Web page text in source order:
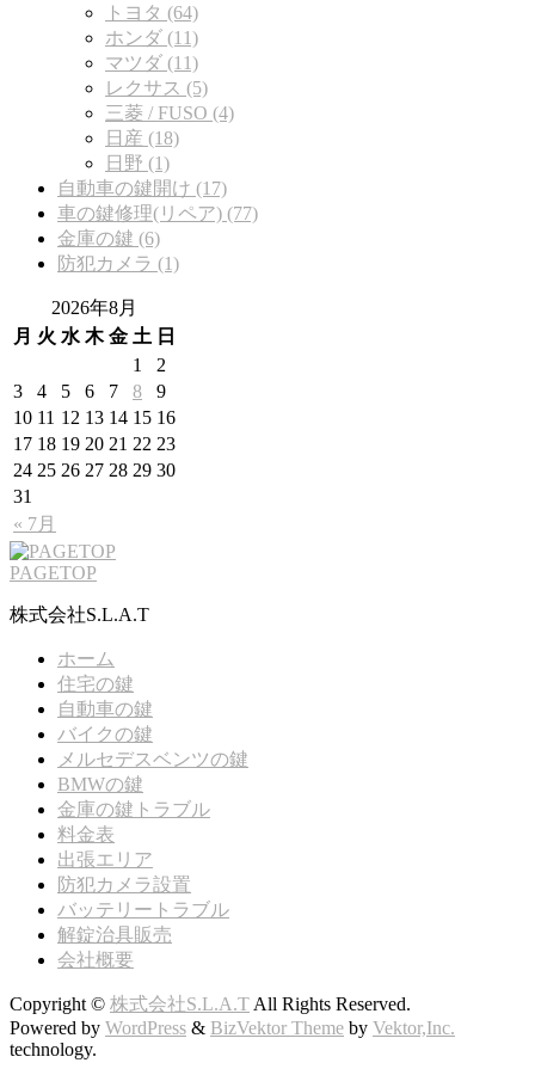
トヨタ (64)
ホンダ (11)
マツダ (11)
レクサス (5)
三菱 / FUSO (4)
日産 (18)
日野 (1)
自動車の鍵開け (17)
車の鍵修理(リペア) (77)
金庫の鍵 (6)
防犯カメラ (1)
2026年8月
月 火 水 木 金 土 日
« 7月
1
2
3
4 5 6 7 8
9
10 11 12 13 14 15 16
17 18 19 20 21 22 23
24 25 26 27 28 29 30
31
PAGETOP
株式会社S.L.A.T
ホーム
住宅の鍵
自動車の鍵
バイクの鍵
メルセデスベンツの鍵
BMWの鍵
金庫の鍵トラブル
料金表
出張エリア
防犯カメラ設置
バッテリートラブル
解錠治具販売
会社概要
Copyright © 株式会社S.L.A.T All Rights Reserved.
Powered by WordPress & BizVektor Theme by Vektor,Inc.
technology.